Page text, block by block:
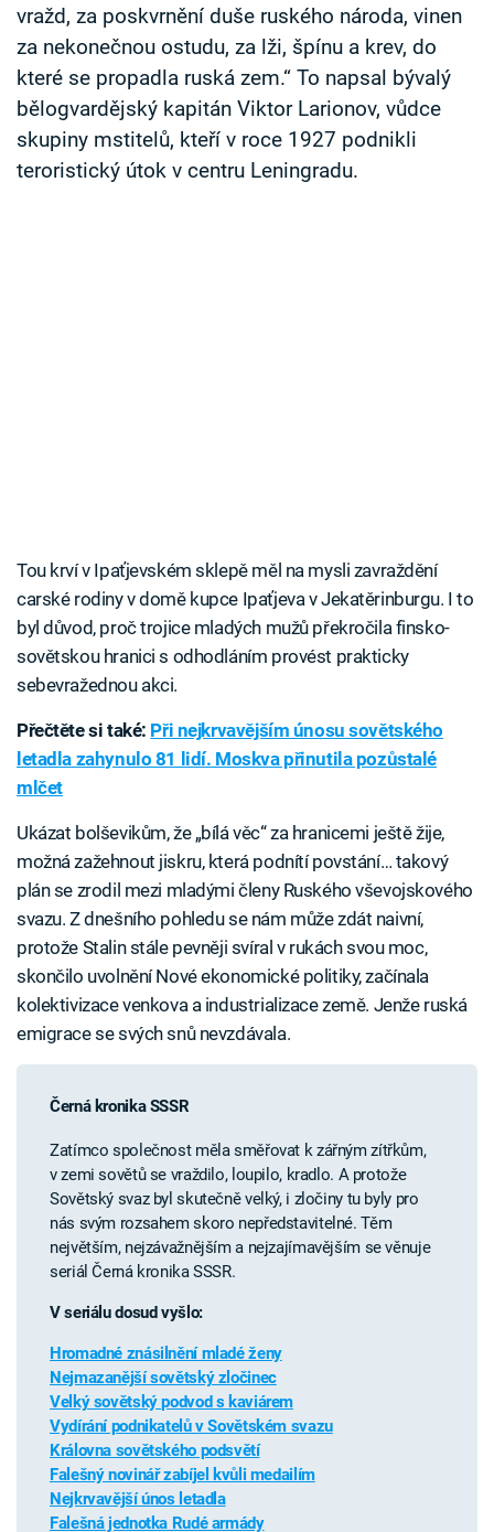
vražd, za poskvrnění duše ruského národa, vinen
za nekonečnou ostudu, za lži, špínu a krev, do
které se propadla ruská zem.“ To napsal bývalý
bělogvardějský kapitán Viktor Larionov, vůdce
skupiny mstitelů, kteří v roce 1927 podnikli
teroristický útok v centru Leningradu.
Tou krví v Ipaťjevském sklepě měl na mysli zavraždění
carské rodiny v domě kupce Ipaťjeva v Jekatěrinburgu. I to
byl důvod, proč trojice mladých mužů překročila finsko-
sovětskou hranici s odhodláním provést prakticky
sebevražednou akci.
Přečtěte si také: Při nejkrvavějším únosu sovětského
letadla zahynulo 81 lidí. Moskva přinutila pozůstalé
mlčet
Ukázat bolševikům, že „bílá věc“ za hranicemi ještě žije,
možná zažehnout jiskru, která podnítí povstání… takový
plán se zrodil mezi mladými členy Ruského vševojskového
svazu. Z dnešního pohledu se nám může zdát naivní,
protože Stalin stále pevněji svíral v rukách svou moc,
skončilo uvolnění Nové ekonomické politiky, začínala
kolektivizace venkova a industrializace země. Jenže ruská
emigrace se svých snů nevzdávala.
Černá kronika SSSR
Zatímco společnost měla směřovat k zářným zítřkům,
v zemi sovětů se vraždilo, loupilo, kradlo. A protože
Sovětský svaz byl skutečně velký, i zločiny tu byly pro
nás svým rozsahem skoro nepředstavitelné. Těm
největším, nejzávažnějším a nejzajímavějším se věnuje
seriál Černá kronika SSSR.
V seriálu dosud vyšlo:
Hromadné znásilnění mladé ženy
Nejmazanější sovětský zločinec
Velký sovětský podvod s kaviárem
Vydírání podnikatelů v Sovětském svazu
Královna sovětského podsvětí
Falešný novinář zabíjel kvůli medailím
Nejkrvavější únos letadla
Falešná jednotka Rudé armády